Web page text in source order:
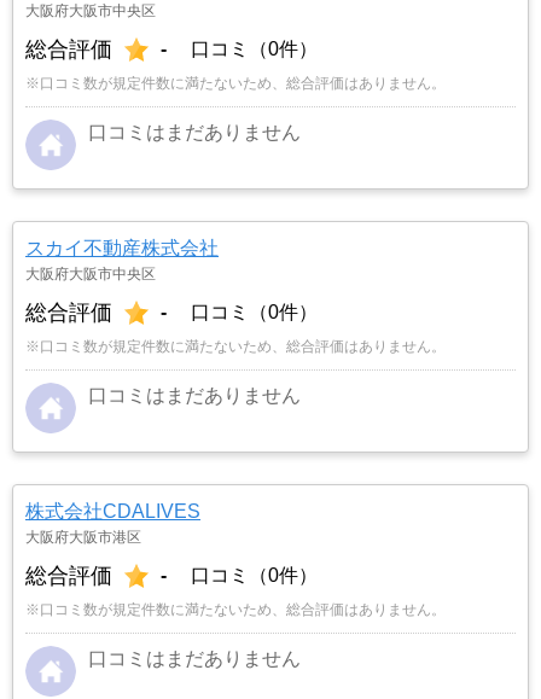
大阪府大阪市中央区
総合評価 - 口コミ（0件）
※口コミ数が規定件数に満たないため、総合評価はありません。
口コミはまだありません
スカイ不動産株式会社
大阪府大阪市中央区
総合評価 - 口コミ（0件）
※口コミ数が規定件数に満たないため、総合評価はありません。
口コミはまだありません
株式会社CDALIVES
大阪府大阪市港区
総合評価 - 口コミ（0件）
※口コミ数が規定件数に満たないため、総合評価はありません。
口コミはまだありません